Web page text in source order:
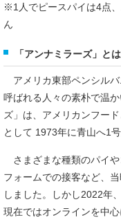
※1人でピースパイは4点
ん
「アンナミラーズ」とは
アメリカ東部ペンシルバ
呼ばれる人々の素朴で温
ズ」は、アメリカンフー
として 1973年に青山へ1号
さまざまな種類のパイや
フォームでの接客など、
しました。しかし2022年
現在ではオンラインを中